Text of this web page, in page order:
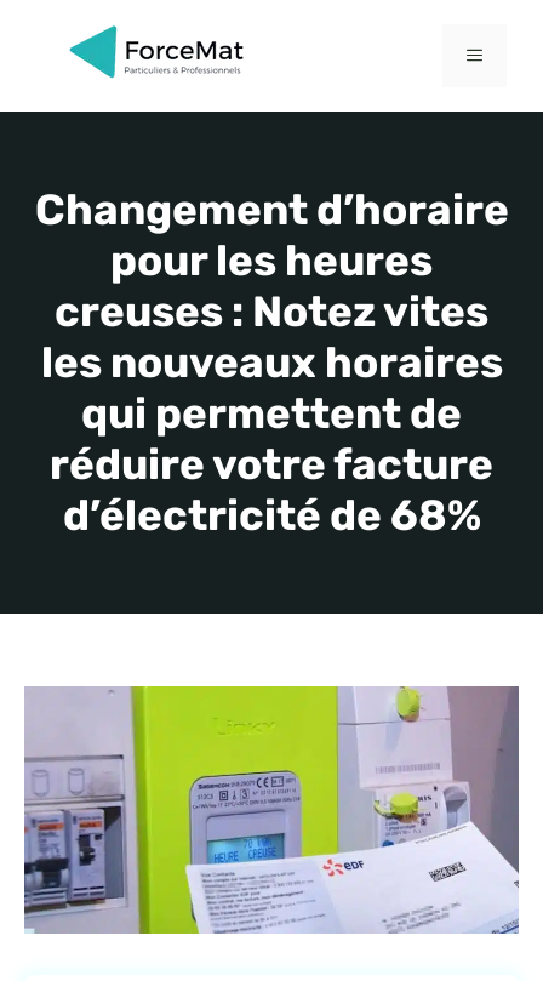
MENU
Changement d’horaire
pour les heures
creuses : Notez vites
les nouveaux horaires
qui permettent de
réduire votre facture
d’électricité de 68%